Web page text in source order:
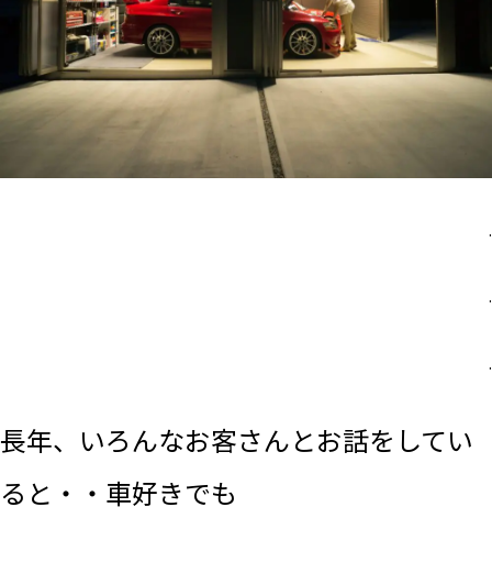
.
.
.
長年、いろんなお客さんとお話をしてい
ると・・車好きでも